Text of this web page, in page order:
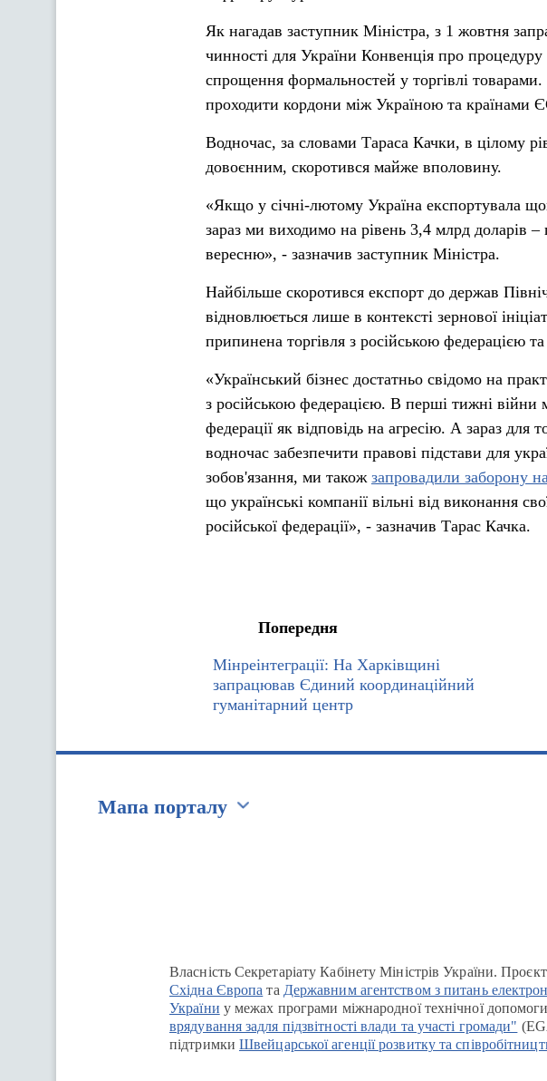
Як нагадав заступник Міністра, з 1 жовтня
чинності для України Конвенція про
спрощення формальностей у торгівлі
проходити кордони між Україною та країнами
Водночас, за словами Тараса Качки, в цілому
довоєнним, скоротився майже вполовину.
«Якщо у січні-лютому Україна експортувала
зараз ми виходимо на рівень 3,4 млрд доларів
вересню», - зазначив заступник Міністра.
Найбільше скоротився експорт до держав
відновлюється лише в контексті зернової
припинена торгівля з російською федерацією
«Український бізнес достатньо свідомо на
з російською федерацією. В перші тижні війни
федерації як відповідь на агресію. А зараз
водночас забезпечити правові підстави для
зобов'язання, ми також запровадили заборону
що українські компанії вільні від виконання
російської федерації», - зазначив Тарас Качка.
Попередня
Мінреінтеграції: На Харківщині
запрацював Єдиний координаційний
гуманітарний центр
Мапа порталу
Власність Секретаріату Кабінету Міністрів України.
Східна Європа та Державним агентством з питань
України у межах програми міжнародної технічної допомоги
врядування задля підзвітності влади та участі громади"
підтримки Швейцарської агенції розвитку та